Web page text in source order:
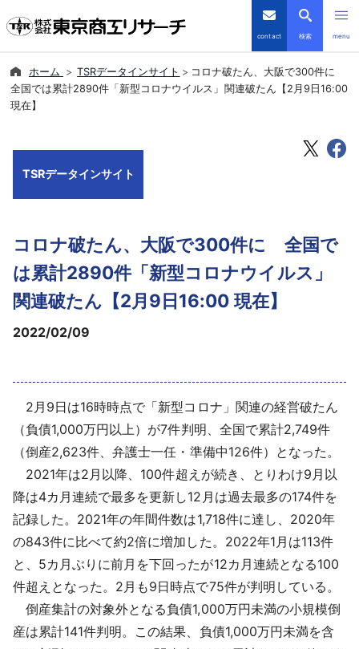
contact 検索 menu
倒産・注目企業情報
TSR-PLUS
会社案内
商品・サービス
採用情報
よくあるご質問
English
ホーム TSRデータインサイト
コロナ破たん、大阪で300件に
全国では累計2890件「新型コロナウイルス」関連破たん【2月9日16:00
現在】
TSRデータインサイト
コロナ破たん、大阪で300件に 全国で
は累計2890件「新型コロナウイルス」
関連破たん【2月9日16:00 現在】
2022/02/09
2月9日は16時時点で「新型コロナ」関連の経営破たん
（負債1,000万円以上）が7件判明、全国で累計2,749件
（倒産2,623件、弁護士一任・準備中126件）となった。
2021年は2月以降、100件超えが続き、とりわけ9月以
降は4カ月連続で最多を更新し12月は過去最多の174件を
記録した。2021年の年間件数は1,718件に達し、2020年
の843件に比べて約2倍に増加した。2022年1月は113件
と、5カ月ぶりに前月を下回ったが12カ月連続となる100
件超えとなった。2月も9日時点で75件が判明している。
倒産集計の対象外となる負債1,000万円未満の小規模倒
産は累計141件判明。この結果、負債1,000万円未満を含